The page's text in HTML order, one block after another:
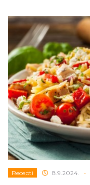
Recepti 8.9.2024. •